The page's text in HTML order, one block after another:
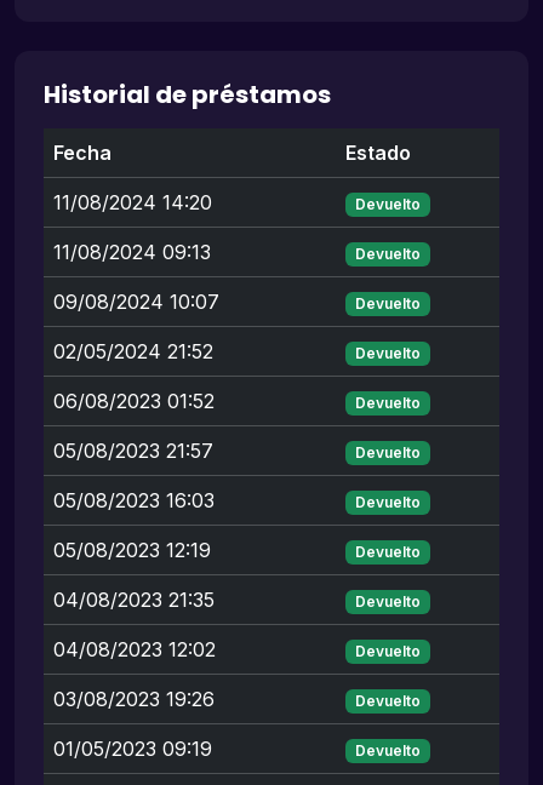
Historial de préstamos
Fecha Estado
11/08/2024 14:20 Devuelto
11/08/2024 09:13 Devuelto
09/08/2024 10:07 Devuelto
02/05/2024 21:52 Devuelto
06/08/2023 01:52 Devuelto
05/08/2023 21:57 Devuelto
05/08/2023 16:03 Devuelto
05/08/2023 12:19 Devuelto
04/08/2023 21:35 Devuelto
04/08/2023 12:02 Devuelto
03/08/2023 19:26 Devuelto
01/05/2023 09:19 Devuelto